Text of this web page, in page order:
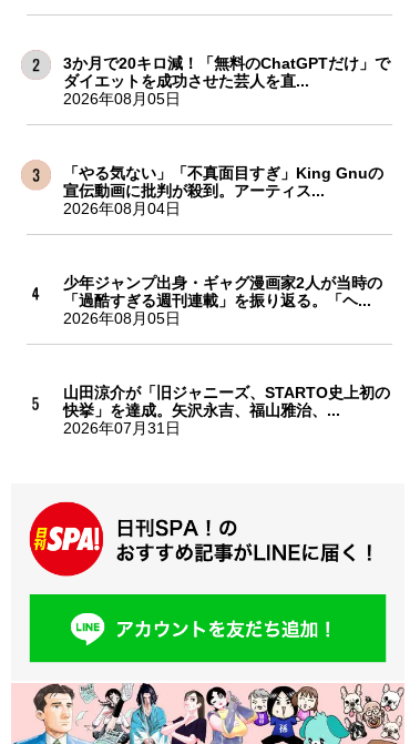
3か月で20キロ減！「無料のChatGPTだけ」で
ダイエットを成功させた芸人を直...
2026年08月05日
「やる気ない」「不真面目すぎ」King Gnuの
宣伝動画に批判が殺到。アーティス...
2026年08月04日
少年ジャンプ出身・ギャグ漫画家2人が当時の
「過酷すぎる週刊連載」を振り返る。「ヘ...
2026年08月05日
山田涼介が「旧ジャニーズ、STARTO史上初の
快挙」を達成。矢沢永吉、福山雅治、...
2026年07月31日